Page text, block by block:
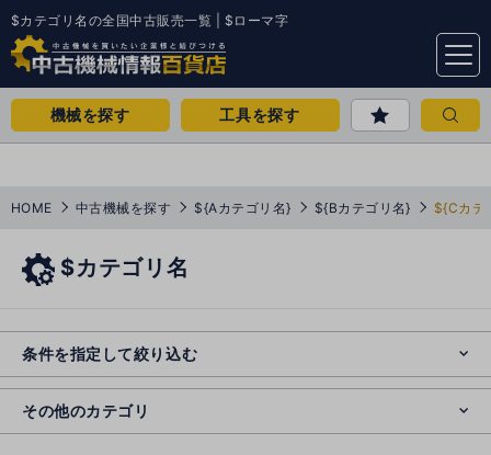
$カテゴリ名の全国中古販売一覧 | $ローマ字
menu
機械を探す 工具を探す
HOME 中古機械を探す ${Aカテゴリ名} ${Bカテゴリ名} ${Cカテ
$カテゴリ名
条件を指定して絞り込む
その他のカテゴリ
o
s
e